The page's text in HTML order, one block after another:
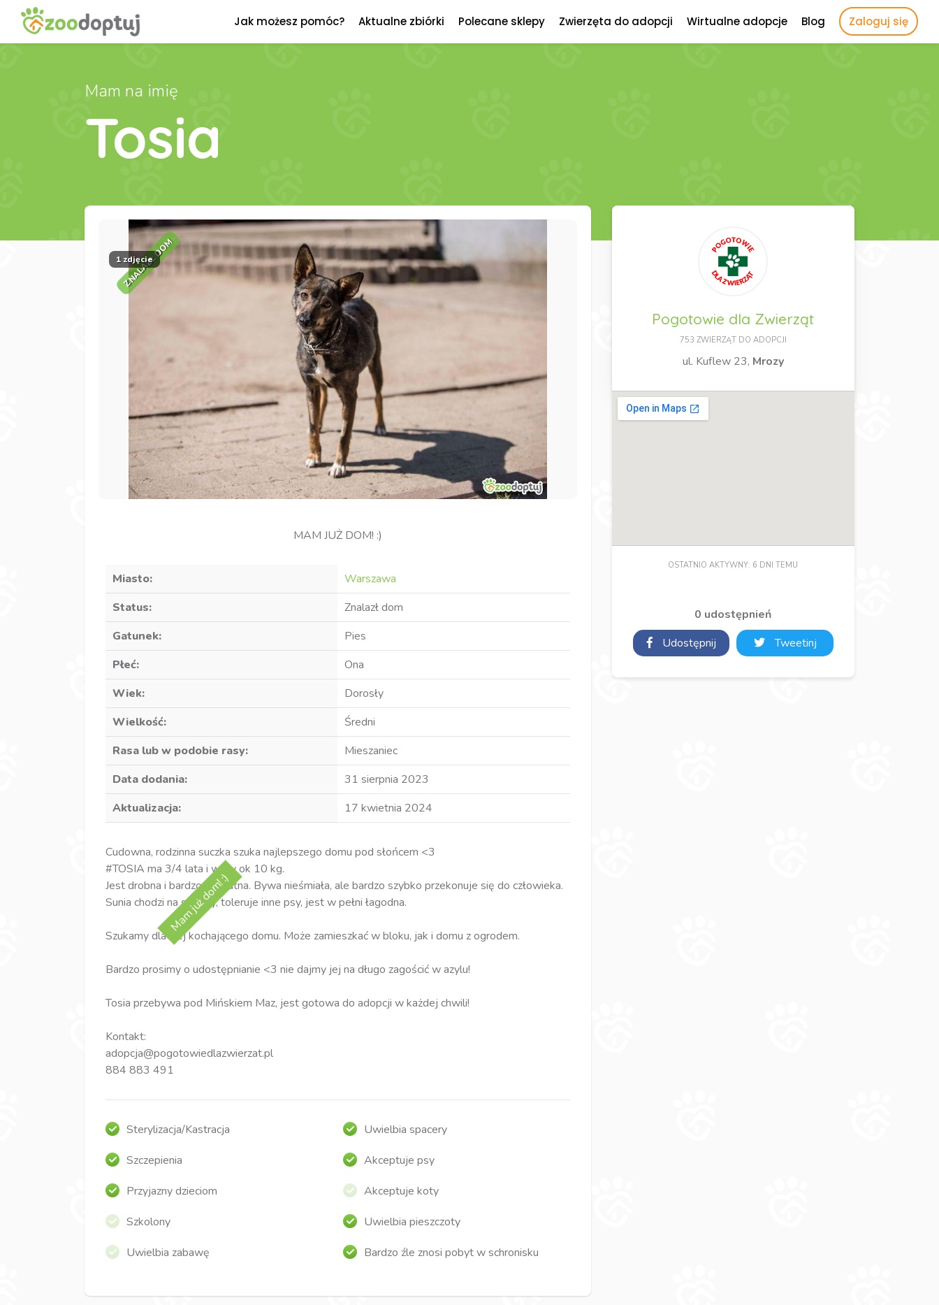
Jak możesz pomóc? Aktualne zbiórki Polecane sklepy Zwierzęta do adopcji Wirtualne adopcje Blog Zaloguj się
Mam na imię
Tosia
ZNALAZŁ DOM
1 zdjęcie
MAM JUŻ DOM! :)
Miasto:
Warszawa
Status:
Znalazł dom
Gatunek:
Pies
Płeć:
Ona
Wiek:
Dorosły
Wielkość:
Średni
Rasa lub w podobie rasy:
Mieszaniec
Data dodania:
31 sierpnia 2023
Aktualizacja:
17 kwietnia 2024
Mam już dom! :)
Cudowna, rodzinna suczka szuka najlepszego domu pod słońcem <3
#TOSIA ma 3/4 lata i waży ok 10 kg.
Jest drobna i bardzo delikatna. Bywa nieśmiała, ale bardzo szybko przekonuje się do człowieka.
Sunia chodzi na smyczy, toleruje inne psy, jest w pełni łagodna.
Szukamy dla niej kochającego domu. Może zamieszkać w bloku, jak i domu z ogrodem.
Bardzo prosimy o udostępnianie <3 nie dajmy jej na długo zagościć w azylu!
Tosia przebywa pod Mińskiem Maz, jest gotowa do adopcji w każdej chwili!
Kontakt:
adopcja@pogotowiedlazwierzat.pl
884 883 491
Sterylizacja/Kastracja
Szczepienia
Przyjazny dzieciom
Szkolony
Uwielbia zabawę
Uwielbia spacery
Akceptuje psy
Akceptuje koty
Uwielbia pieszczoty
Bardzo źle znosi pobyt w schronisku
Pogotowie dla Zwierząt
753 ZWIERZĄT DO ADOPCJI
ul. Kuflew 23, Mrozy
OSTATNIO AKTYWNY: 6 DNI TEMU
0 udostępnień
Udostępnij
Tweetinj